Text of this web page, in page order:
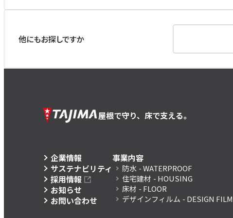
他にもお探しですか
屋根で守り、床で支える。
企業情報
サステナビリティ
採用情報
お知らせ
お問い合わせ
事業内容
防水 - WATERPROOF
住宅建材 - HOUSING
床材 - FLOOR
デザインフィルム - DESIGN FILM